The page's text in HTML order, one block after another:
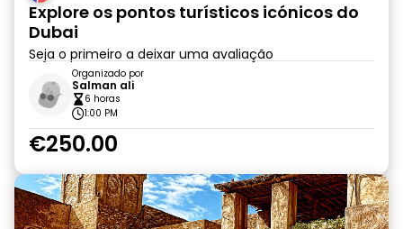
Explore os pontos turísticos icónicos do
Dubai
Seja o primeiro a deixar uma avaliação
Organizado por
Salman ali
6 horas
1:00 PM
€250.00